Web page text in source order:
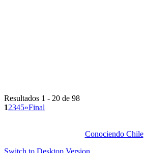
Resultados 1 - 20 de 98
12345»Final
Conociendo Chile
Switch to Desktop Version